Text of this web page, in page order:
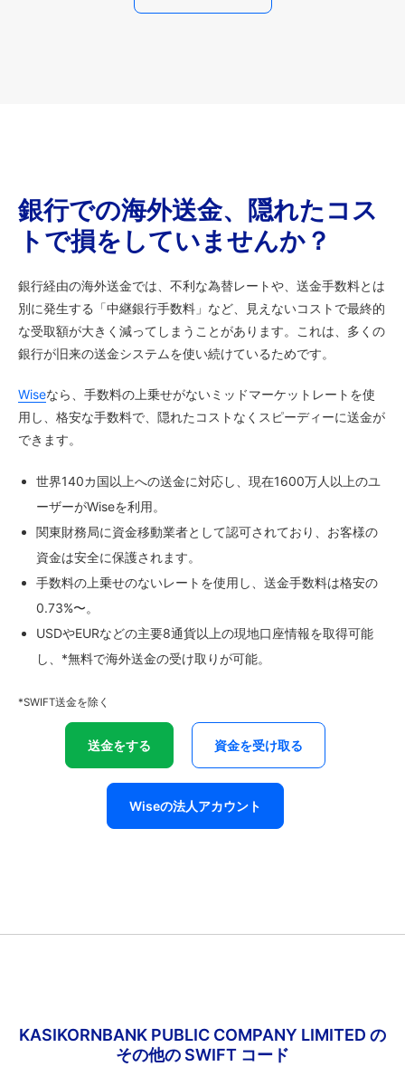
銀行での海外送金、隠れたコス
トで損をしていませんか？
銀行経由の海外送金では、不利な為替レートや、送金手数料とは
別に発生する「中継銀行手数料」など、見えないコストで最終的
な受取額が大きく減ってしまうことがあります。これは、多くの
銀行が旧来の送金システムを使い続けているためです。
Wiseなら、手数料の上乗せがないミッドマーケットレートを使
用し、格安な手数料で、隠れたコストなくスピーディーに送金が
できます。
世界140カ国以上への送金に対応し、現在1600万人以上のユ
ーザーがWiseを利用。
関東財務局に資金移動業者として認可されており、お客様の
資金は安全に保護されます。
手数料の上乗せのないレートを使用し、送金手数料は格安の
0.73%〜。
USDやEURなどの主要8通貨以上の現地口座情報を取得可能
し、*無料で海外送金の受け取りが可能。
*SWIFT送金を除く
送金をする 資金を受け取る
Wiseの法人アカウント
KASIKORNBANK PUBLIC COMPANY LIMITED の
その他の SWIFT コード